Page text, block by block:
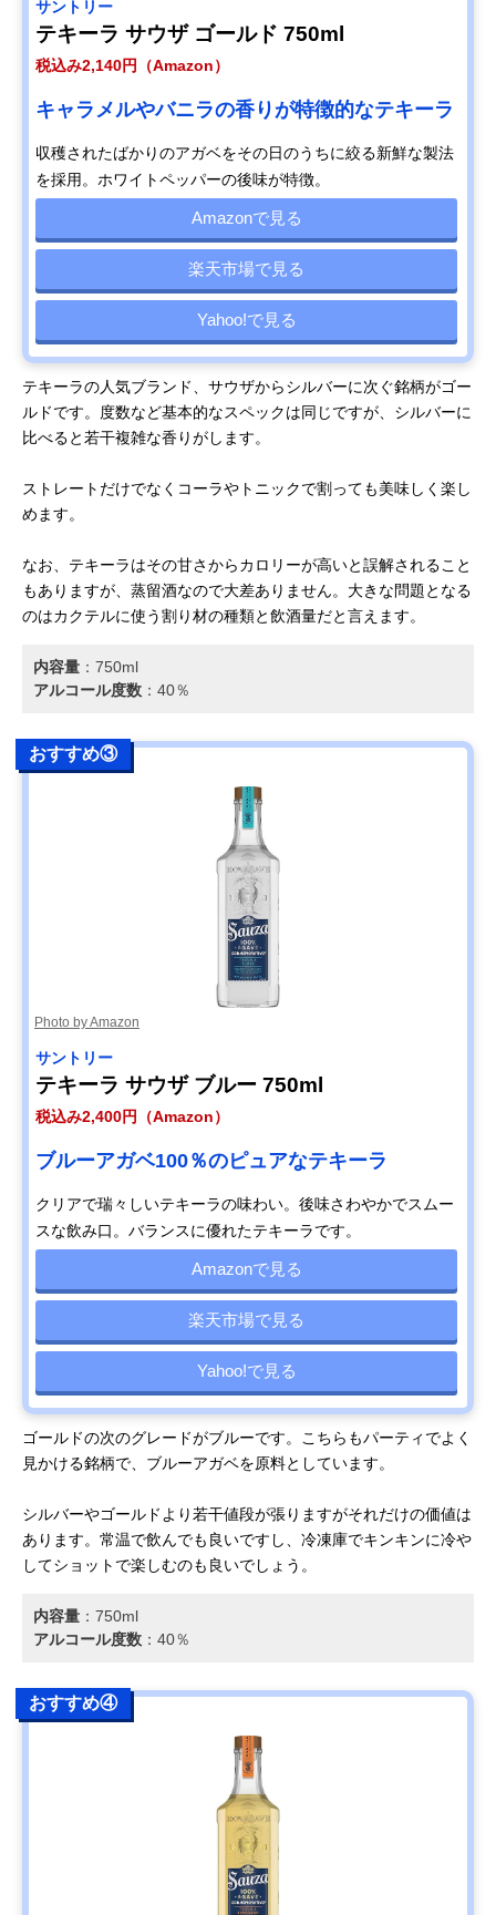
サントリー
テキーラ サウザ ゴールド 750ml
税込み2,140円（Amazon）
キャラメルやバニラの香りが特徴的なテキーラ
収穫されたばかりのアガベをその日のうちに絞る新鮮な製法
を採用。ホワイトペッパーの後味が特徴。
Amazonで見る
楽天市場で見る
Yahoo!で見る
テキーラの人気ブランド、サウザからシルバーに次ぐ銘柄がゴー
ルドです。度数など基本的なスペックは同じですが、シルバーに
比べると若干複雑な香りがします。
ストレートだけでなくコーラやトニックで割っても美味しく楽し
めます。
なお、テキーラはその甘さからカロリーが高いと誤解されること
もありますが、蒸留酒なので大差ありません。大きな問題となる
のはカクテルに使う割り材の種類と飲酒量だと言えます。
内容量 ：‎750ml
アルコール度数 ：40％
おすすめ③
Photo by Amazon
サントリー
テキーラ サウザ ブルー 750ml
税込み2,400円（Amazon）
ブルーアガベ100％のピュアなテキーラ
クリアで瑞々しいテキーラの味わい。後味さわやかでスムー
スな飲み口。バランスに優れたテキーラです。
Amazonで見る
楽天市場で見る
Yahoo!で見る
ゴールドの次のグレードがブルーです。こちらもパーティでよく
見かける銘柄で、ブルーアガベを原料としています。
シルバーやゴールドより若干値段が張りますがそれだけの価値は
あります。常温で飲んでも良いですし、冷凍庫でキンキンに冷や
してショットで楽しむのも良いでしょう。
内容量 ：‎750ml
アルコール度数 ：40％
おすすめ④